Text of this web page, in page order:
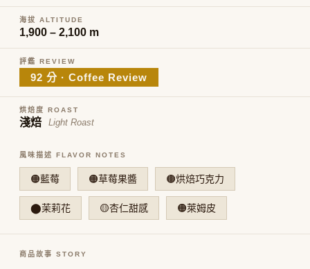
海拔 ALTITUDE
1,900 – 2,100 m
評鑑 REVIEW
92 分 · Coffee Review
烘焙度 ROAST
淺焙 Light Roast
風味描述 FLAVOR NOTES
🟠藍莓 🟠草莓果醬 🟤烘焙巧克力
⬤茉莉花 🟡杏仁甜感 🟠萊姆皮
商品故事 STORY